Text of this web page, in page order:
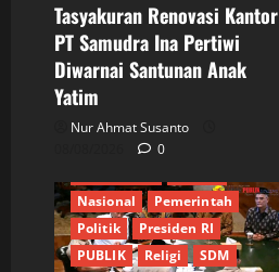
Tasyakuran Renovasi Kantor
PT Samudra Ina Pertiwi
Diwarnai Santunan Anak
Yatim
Nur Ahmat Susanto
0
Berita Terkini
Bogor
DPR RI
Informasi
JURNALIS
Keamanan
Nasional
Pemerintah
Politik
Presiden RI
PUBLIK
Religi
SDM